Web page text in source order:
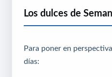
Los dulces de
Para poner en
días: